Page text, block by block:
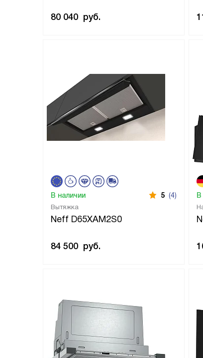
80 040 руб.
Вытяжка
Neff D65XAM2S0
В наличии 5 (4)
84 500 руб.
В